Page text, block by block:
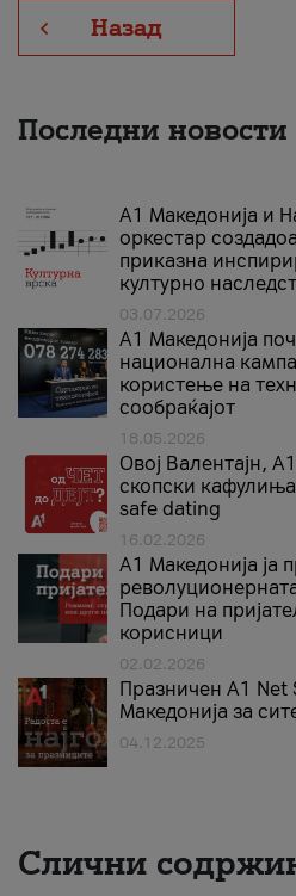
Назад
Последни новости
А1 Македонија и
оркестар
приказна
културно
03.07.2026
A1 Македонија
национална
користење на
сообраќајот
18.05.2026
Овој Валентајн,
скопски кафулиња
safe dating
16.02.2026
А1 Македонија ја
Подари на
корисници
02.02.2026
Празничен A1 Net
Македонија за
04.12.2025
Слични